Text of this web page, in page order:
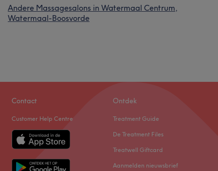
Andere Massagesalons in Watermaal Centrum,
Watermaal-Boosvorde
Contact
Customer Help Centre
Ontdek
Treatment Guide
De Treatment Files
Treatwell Giftcard
Aanmelden nieuwsbrief